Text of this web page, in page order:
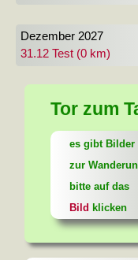
Dezember 2027
31.12 Test (0 km)
Tor zum
es gibt Bilder
zur
bitte auf das
Bild klicken